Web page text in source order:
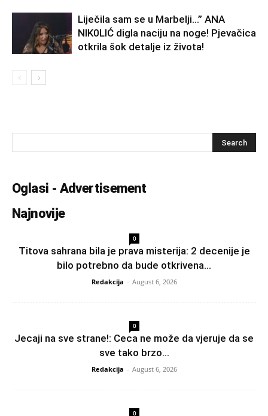
Liječila sam se u Marbelji…” ANA
NlK0LlĆ digla naciju na noge! Pjevačica
otkrila šok detalje iz života!
Oglasi - Advertisement
Najnovije
0
Titova sahrana bila je prava misterija: 2 decenije je
bilo potrebno da bude otkrivena...
Redakcija - August 6, 2026
0
Jecaji na sve strane!: Ceca ne može da vjeruje da se
sve tako brzo...
Redakcija - August 6, 2026
0